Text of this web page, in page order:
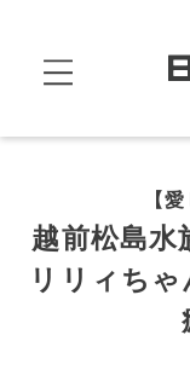
【
越前松島水
リリィち